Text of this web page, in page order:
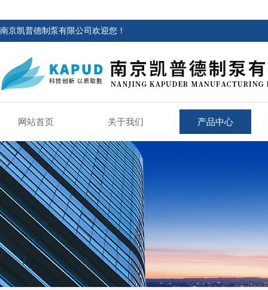
南京凯普德制泵有限公司欢迎您！
网站首页 关于我们 产品中心